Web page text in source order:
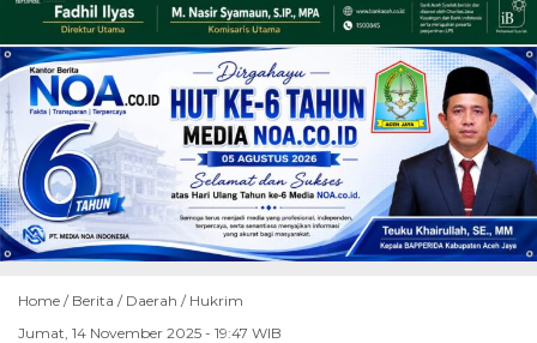
Home / Berita / Daerah / Hukrim
Jumat, 14 November 2025 - 19:47 WIB